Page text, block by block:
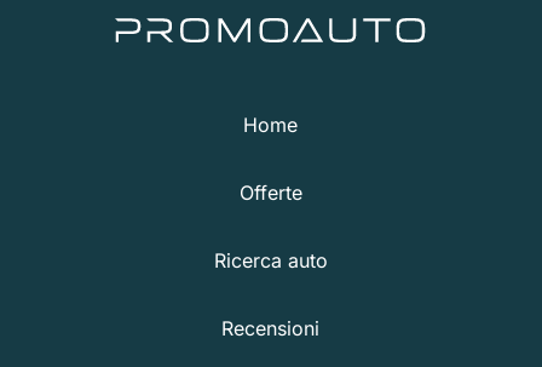
Home
Offerte
Ricerca auto
Recensioni